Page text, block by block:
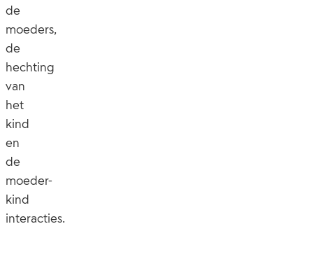
de
moeders,
de
hechting
van
het
kind
en
de
moeder-
kind
interacties.